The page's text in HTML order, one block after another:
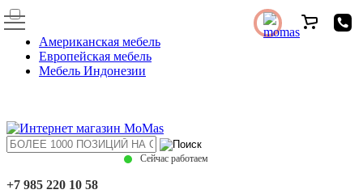
Американская мебель
Европейская мебель
Мебель Индонезии
Сейчас работаем
+7 985 220 10 58